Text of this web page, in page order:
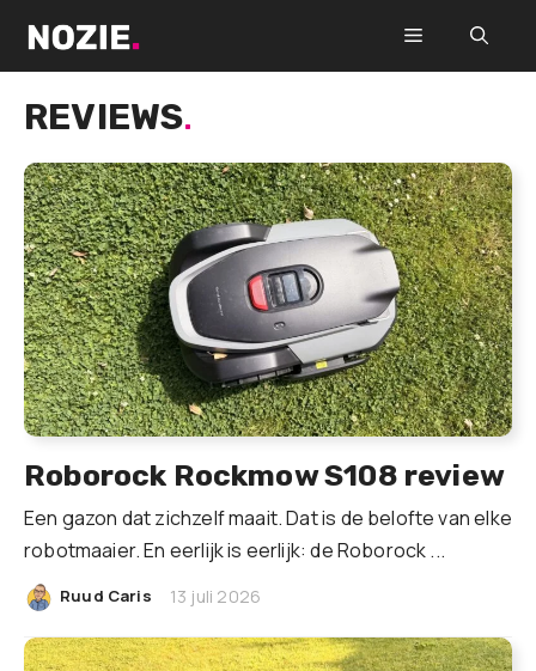
naar
de
inhoud
Menu
REVIEWS.
Roborock Rockmow S108 review
Een gazon dat zichzelf maait. Dat is de belofte van elke
robotmaaier. En eerlijk is eerlijk: de Roborock ...
Ruud Caris 13 juli 2026